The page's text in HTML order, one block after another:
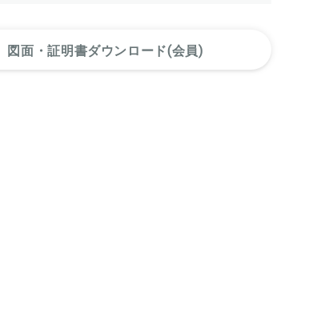
図面・証明書ダウンロード(会員)